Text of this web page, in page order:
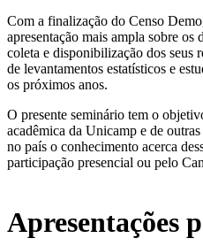
Com a finalização do Censo
apresentação mais ampla sobre os
coleta e disponibilização dos seus
de levantamentos estatísticos e
os próximos anos.
O presente seminário tem o
acadêmica da Unicamp e de
no país o conhecimento acerca
participação presencial ou pelo
Apresentações